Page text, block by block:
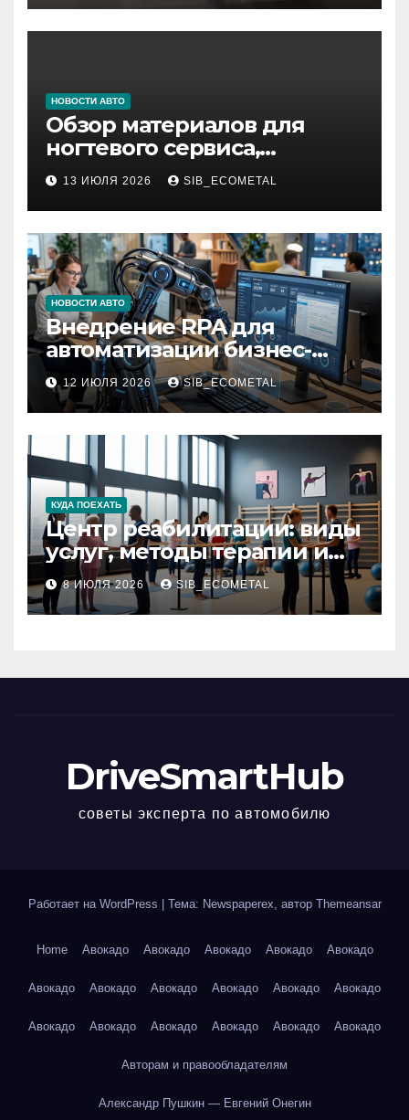
НОВОСТИ АВТО
Обзор материалов для
ногтевого сервиса,
наращивания ресниц и
депиляции
13 ИЮЛЯ 2026 SIB_ECOMETAL
НОВОСТИ АВТО
Внедрение RPA для
автоматизации бизнес-
процессов
12 ИЮЛЯ 2026 SIB_ECOMETAL
КУДА ПОЕХАТЬ
Центр реабилитации: виды
услуг, методы терапии и
критерии качества
8 ИЮЛЯ 2026 SIB_ECOMETAL
DriveSmartHub
советы эксперта по автомобилю
Работает на WordPress Тема: Newspaperex, автор Themeansar
Home Авокадо Авокадо Авокадо Авокадо Авокадо
Авокадо Авокадо Авокадо Авокадо Авокадо Авокадо
Авокадо Авокадо Авокадо Авокадо Авокадо Авокадо
Авторам и правообладателям
Александр Пушкин — Евгений Онегин